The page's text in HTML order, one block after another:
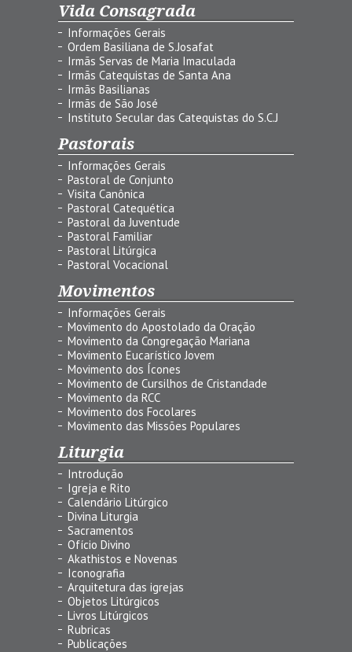
Vida Consagrada
Informações Gerais
Ordem Basiliana de S.Josafat
Irmãs Servas de Maria Imaculada
Irmãs Catequistas de Santa Ana
Irmãs Basilianas
Irmãs de São José
Instituto Secular das Catequistas do S.C.J
Pastorais
Informações Gerais
Pastoral de Conjunto
Visita Canônica
Pastoral Catequética
Pastoral da Juventude
Pastoral Familiar
Pastoral Litúrgica
Pastoral Vocacional
Movimentos
Informações Gerais
Movimento do Apostolado da Oração
Movimento da Congregação Mariana
Movimento Eucarístico Jovem
Movimento dos Ícones
Movimento de Cursilhos de Cristandade
Movimento da RCC
Movimento dos Focolares
Movimento das Missões Populares
Liturgia
Introdução
Igreja e Rito
Calendário Litúrgico
Divina Liturgia
Sacramentos
Ofício Divino
Akathistos e Novenas
Iconografia
Arquitetura das igrejas
Objetos Litúrgicos
Livros Litúrgicos
Rubricas
Publicações